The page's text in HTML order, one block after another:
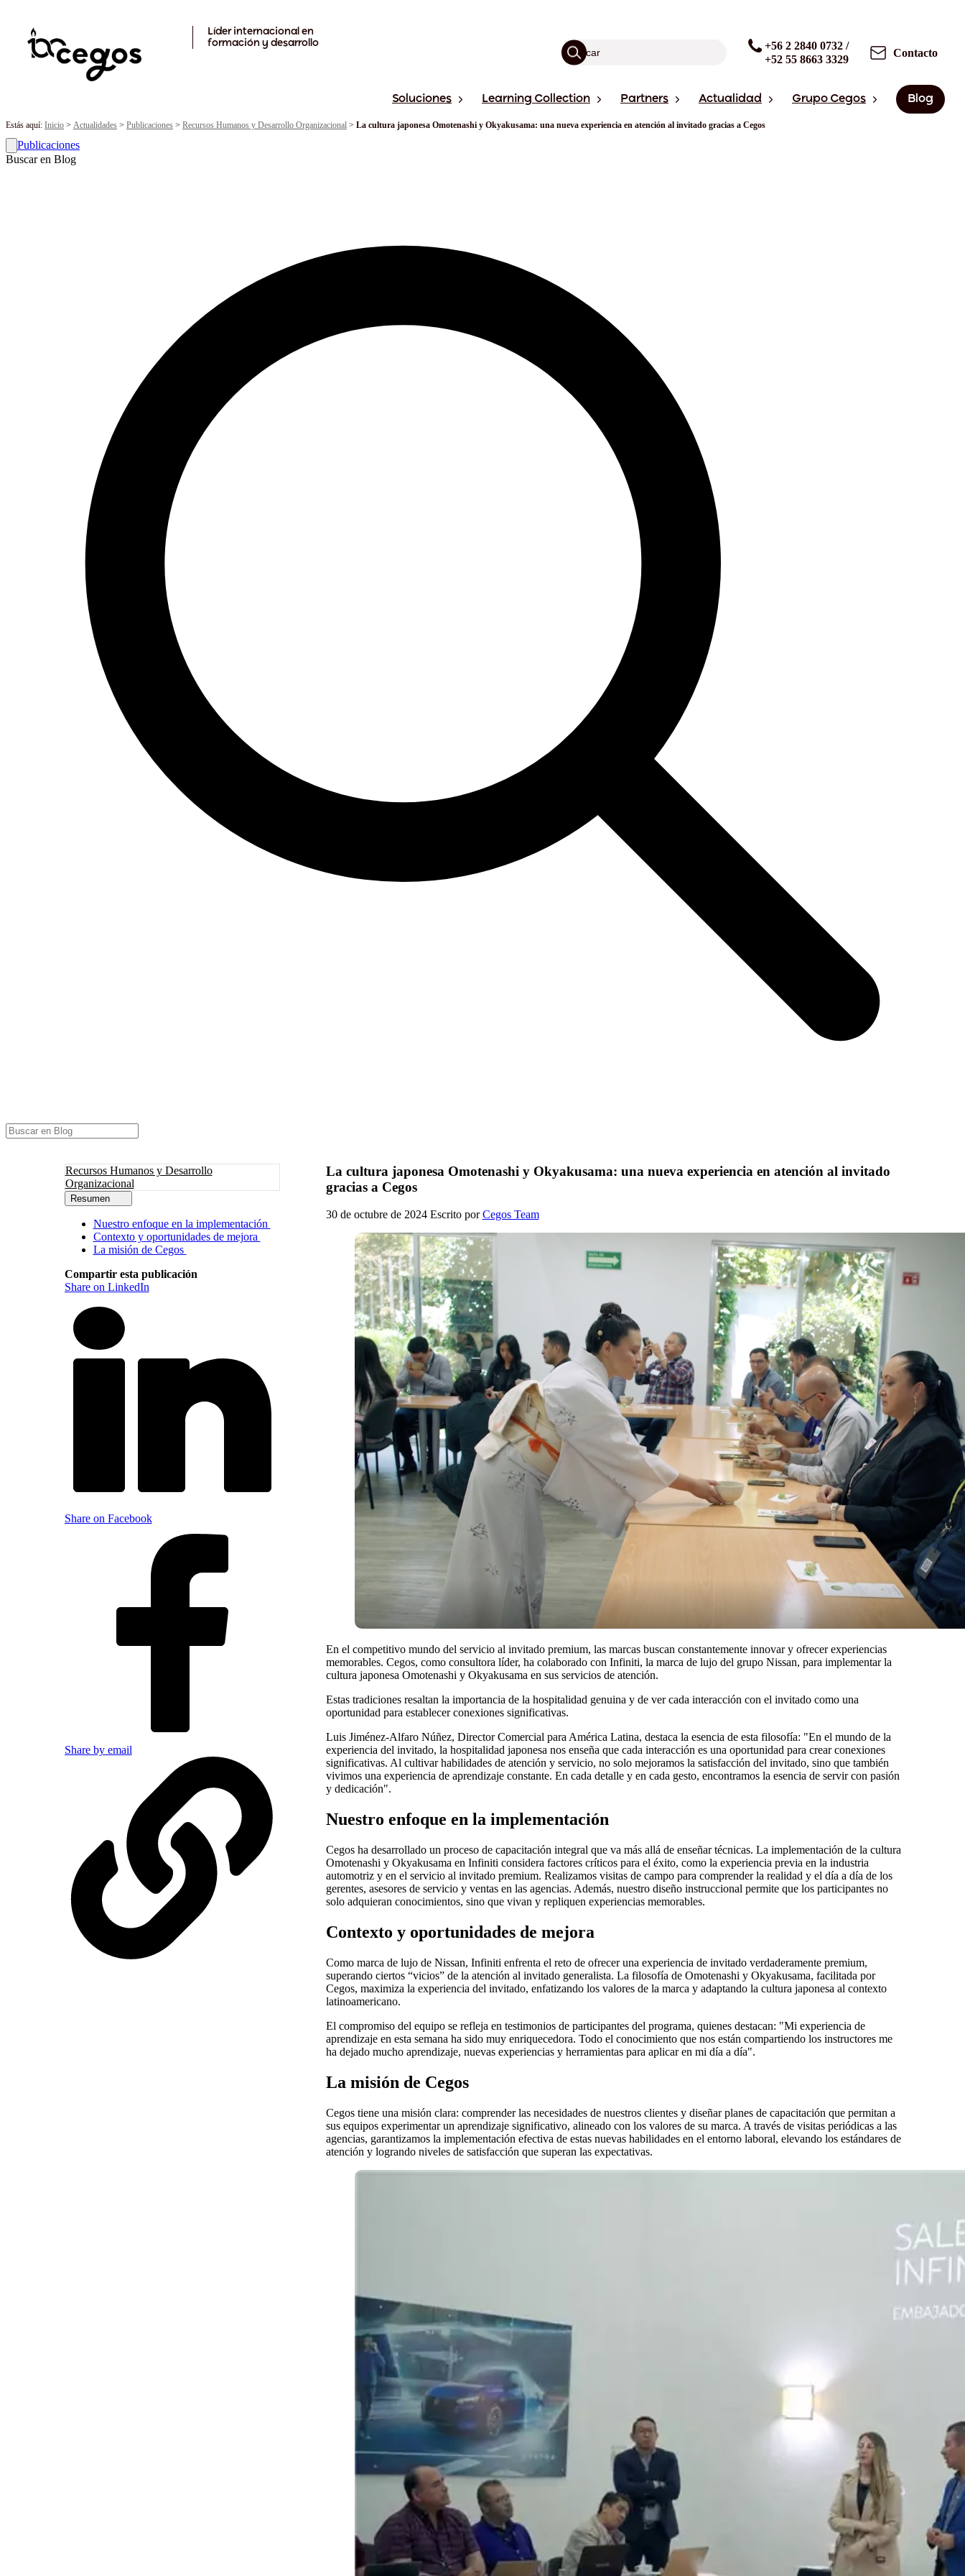
Líder internacional en
formación y desarrollo
+56 2 2840 0732 /
+52 55 8663 3329
Contacto
Soluciones Learning Collection Partners Actualidad Grupo Cegos Blog
Estás aquí: Inicio > Actualidades > Publicaciones > Recursos Humanos y Desarrollo Organizacional > La cultura japonesa Omotenashi y Okyakusama: una nueva experiencia en atención al invitado gracias a Cegos
Publicaciones
Buscar en Blog
Recursos Humanos y Desarrollo
Organizacional
Resumen
Nuestro enfoque en la implementación
Contexto y oportunidades de mejora
La misión de Cegos
Compartir esta publicación
Share on LinkedIn
Share on Facebook
Share by email
La cultura japonesa Omotenashi y Okyakusama: una nueva experiencia en atención al invitado
gracias a Cegos
30 de octubre de 2024 Escrito porCegos Team
En el competitivo mundo del servicio al invitado premium, las marcas buscan constantemente innovar y ofrecer experiencias
memorables. Cegos, como consultora líder, ha colaborado con Infiniti, la marca de lujo del grupo Nissan, para implementar la
cultura japonesa Omotenashi y Okyakusama en sus servicios de atención.
Estas tradiciones resaltan la importancia de la hospitalidad genuina y de ver cada interacción con el invitado como una
oportunidad para establecer conexiones significativas.
Luis Jiménez-Alfaro Núñez, Director Comercial para América Latina, destaca la esencia de esta filosofía: "En el mundo de la
experiencia del invitado, la hospitalidad japonesa nos enseña que cada interacción es una oportunidad para crear conexiones
significativas. Al cultivar habilidades de atención y servicio, no solo mejoramos la satisfacción del invitado, sino que también
vivimos una experiencia de aprendizaje constante. En cada detalle y en cada gesto, encontramos la esencia de servir con pasión
y dedicación".
Nuestro enfoque en la implementación
Cegos ha desarrollado un proceso de capacitación integral que va más allá de enseñar técnicas. La implementación de la cultura
Omotenashi y Okyakusama en Infiniti considera factores críticos para el éxito, como la experiencia previa en la industria
automotriz y en el servicio al invitado premium. Realizamos visitas de campo para comprender la realidad y el día a día de los
gerentes, asesores de servicio y ventas en las agencias. Además, nuestro diseño instruccional permite que los participantes no
solo adquieran conocimientos, sino que vivan y repliquen experiencias memorables.
Contexto y oportunidades de mejora
Como marca de lujo de Nissan, Infiniti enfrenta el reto de ofrecer una experiencia de invitado verdaderamente premium,
superando ciertos “vicios” de la atención al invitado generalista. La filosofía de Omotenashi y Okyakusama, facilitada por
Cegos, maximiza la experiencia del invitado, enfatizando los valores de la marca y adaptando la cultura japonesa al contexto
latinoamericano.
El compromiso del equipo se refleja en testimonios de participantes del programa, quienes destacan: "Mi experiencia de
aprendizaje en esta semana ha sido muy enriquecedora. Todo el conocimiento que nos están compartiendo los instructores me
ha dejado mucho aprendizaje, nuevas experiencias y herramientas para aplicar en mi día a día".
La misión de Cegos
Cegos tiene una misión clara: comprender las necesidades de nuestros clientes y diseñar planes de capacitación que permitan a
sus equipos experimentar un aprendizaje significativo, alineado con los valores de su marca. A través de visitas periódicas a las
agencias, garantizamos la implementación efectiva de estas nuevas habilidades en el entorno laboral, elevando los estándares de
atención y logrando niveles de satisfacción que superan las expectativas.